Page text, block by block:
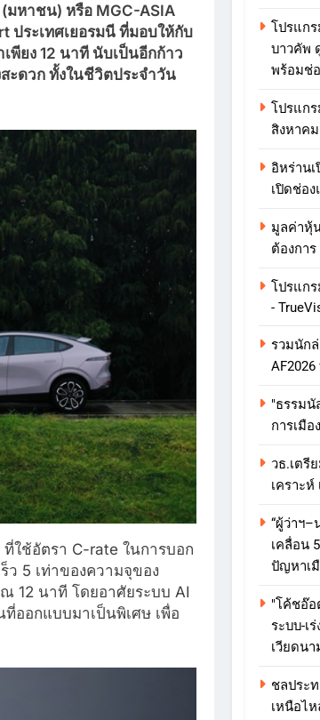
(มหาชน) หรือ MGC-ASIA
ประเทศเยอรมนี ที่มอบให้กับ
พียง 12 นาที นับเป็นอีกก้าว
ะดวก ทั้งในชีวิตประจำวัน
ใช้อัตรา C-rate ในการบอก
ว 5 เท่าของความจุของ
12 นาที โดยอาศัยระบบ AI
ออกแบบมาเป็นพิเศษ เพื่อ
โปรแก
บาวคัพ
พร้อมช่
โปรแก
สิงหาค
อิหร่าน
เปิดช่อ
มูลค่าหุ้
ต้องกา
โปรแก
-
รวมนัก
"ธรรมนั
การเมือ
วธ.เตรี
เคราะห์
“ผู้ว่าฯ–
เคลื่อน
ปัญหาเ
"โค้ชอ๊อ
ระบบ-เ
เวียดน
ชลประ
เหนือไห